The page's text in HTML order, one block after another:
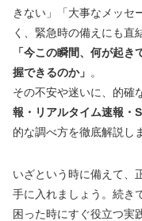
きない」「大事なメッセ
く、緊急時の備えにも直
「今この瞬間、何が起
握できるのか」 。
その不安や迷いに、的確
報・リアルタイム速報・
的な調べ方を徹底解説し
いざという時に備えて、
手に入れましょう。続き
困った時にすぐ役立つ実